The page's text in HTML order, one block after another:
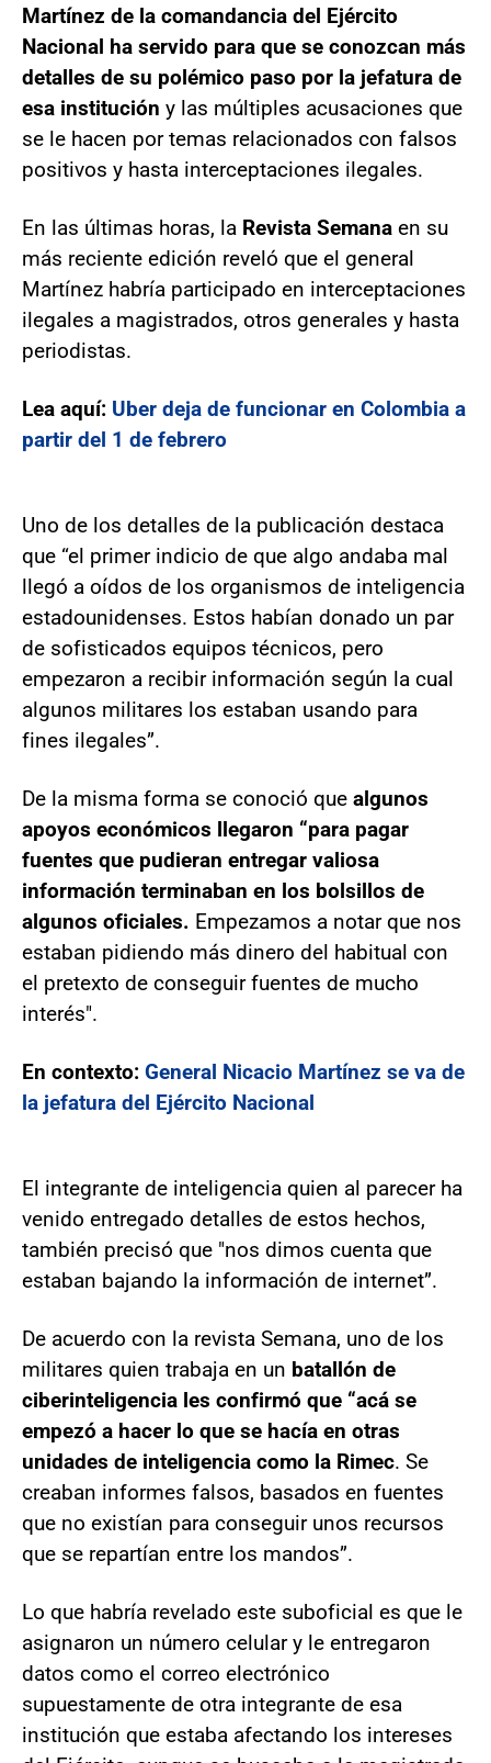
Martínez de la comandancia del Ejército
Nacional ha servido para que se conozcan más
detalles de su polémico paso por la jefatura de
esa institución y las múltiples acusaciones que
se le hacen por temas relacionados con falsos
positivos y hasta interceptaciones ilegales.
En las últimas horas, la Revista Semana en su
más reciente edición reveló que el general
Martínez habría participado en interceptaciones
ilegales a magistrados, otros generales y hasta
periodistas.
Lea aquí: Uber deja de funcionar en Colombia a
partir del 1 de febrero
Uno de los detalles de la publicación destaca
que “el primer indicio de que algo andaba mal
llegó a oídos de los organismos de inteligencia
estadounidenses. Estos habían donado un par
de sofisticados equipos técnicos, pero
empezaron a recibir información según la cual
algunos militares los estaban usando para
fines ilegales”.
De la misma forma se conoció que algunos
apoyos económicos llegaron “para pagar
fuentes que pudieran entregar valiosa
información terminaban en los bolsillos de
algunos oficiales. Empezamos a notar que nos
estaban pidiendo más dinero del habitual con
el pretexto de conseguir fuentes de mucho
interés".
En contexto: General Nicacio Martínez se va de
la jefatura del Ejército Nacional
El integrante de inteligencia quien al parecer ha
venido entregado detalles de estos hechos,
también precisó que "nos dimos cuenta que
estaban bajando la información de internet”.
De acuerdo con la revista Semana, uno de los
militares quien trabaja en un batallón de
ciberinteligencia les confirmó que “acá se
empezó a hacer lo que se hacía en otras
unidades de inteligencia como la Rimec. Se
creaban informes falsos, basados en fuentes
que no existían para conseguir unos recursos
que se repartían entre los mandos”.
Lo que habría revelado este suboficial es que le
asignaron un número celular y le entregaron
datos como el correo electrónico
supuestamente de otra integrante de esa
institución que estaba afectando los intereses